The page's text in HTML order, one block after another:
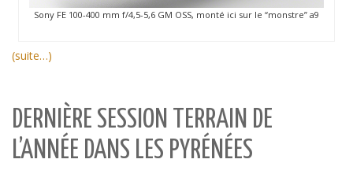
Sony FE 100-400 mm f/4,5-5,6 GM OSS, monté ici sur le “monstre” a9
(suite…)
DERNIÈRE SESSION TERRAIN DE
L’ANNÉE DANS LES PYRÉNÉES